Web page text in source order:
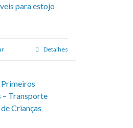
para estojo
Detalhes
– Transporte
Crianças